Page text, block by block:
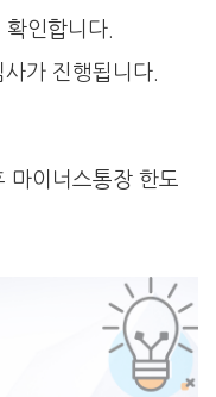
인합니다.
가 진행됩니다.
마이너스통장 한도